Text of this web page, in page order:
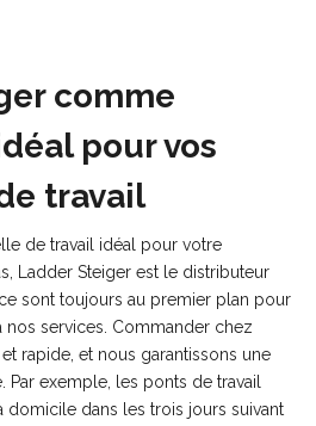
comme
pour vos
travail
de travail idéal pour votre
Ladder Steiger est le distributeur
sont toujours au premier plan pour
nos services. Commander chez
rapide, et nous garantissons une
Par exemple, les ponts de travail
domicile dans les trois jours suivant